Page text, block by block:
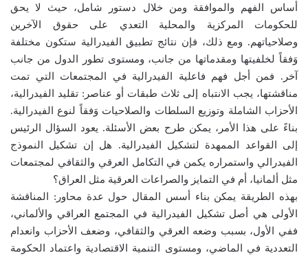
أساس الفهم والموافقة ومن خلال دستور شامل، حيث لا يحق
للحكومات المركزية والمحلية التعدي على حقوق الآخرين
وصلاحياتهم. ومع ذلك، فإن نتائج تطبيق الفيدرالية ستكون مختلفة
وَفقاً لخلفيتها ومقدماتها من جانب، ومستوى تطور الدول من جانب
آخر. فمن أجل فهم فاعلية الفيدرالية في المجتمعات التي تمت
مناقشتها، يجب الانتباه إلى ثلاث طبقات أو عناصر: تقليد الفيدرالية،
الأحزاب الشاملة وتوزيع السلطات والصلاحيات وَفقاً لنوع الفيدرالية.
بناءً على هذا الأمر، يمكن طرح بعض الأسئلة. يعود السؤال الرئيس
إلى القواعد الممهدة لتشكيل الفيدرالية. هل إن تشكيل النموذج
الفيدرالي واستمراره يكمن في التكامل العرقي والثقافي لمجتمعات
مثل ألمانيا، أم في التمايز والصراعات العرقية مثل العراق؟
بهذه الطريقة يمكن بناء أسس المقال حول عدة محاور: المناقشة
الأولى هي أصل تشكيل الفيدرالية في المجتمع العراقي والألماني،
ففي الأول، بسبب وضعه العرقي والثقافي، وضعف الأحزاب وانعدام
التعددية في الماضي، ومستوى التنمية الاقتصادية واعتماد الحكومة